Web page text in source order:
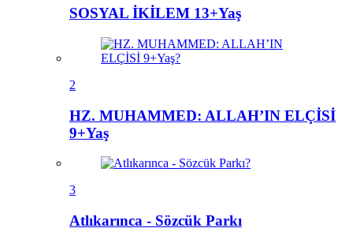
SOSYAL İKİLEM 13+Yaş
2
HZ. MUHAMMED: ALLAH’IN ELÇİSİ
9+Yaş
3
Atlıkarınca - Sözcük Parkı